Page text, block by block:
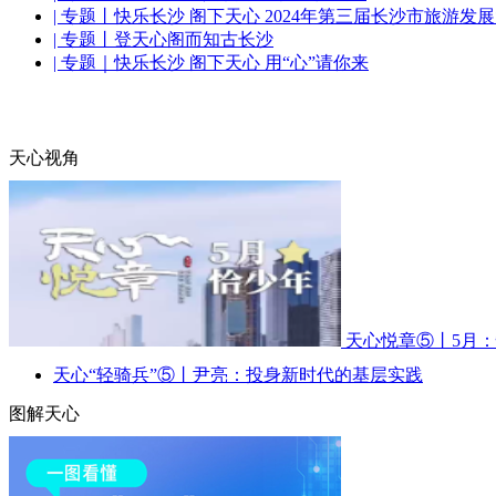
| 专题丨快乐长沙 阁下天心 2024年第三届长沙市旅游发
| 专题丨登天心阁而知古长沙
| 专题｜快乐长沙 阁下天心 用“心”请你来
天心视角
天心悦章⑤丨5月
天心“轻骑兵”⑤丨尹亮：投身新时代的基层实践
图解天心